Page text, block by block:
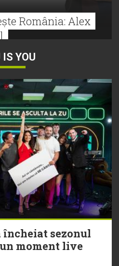
România: Alex
Hitul Monstru Al
Faydee
tare! Cabron vine
al Verii
Aia x DJ
Theo Rose -
IS YOU
încheiat sezonul
moment live